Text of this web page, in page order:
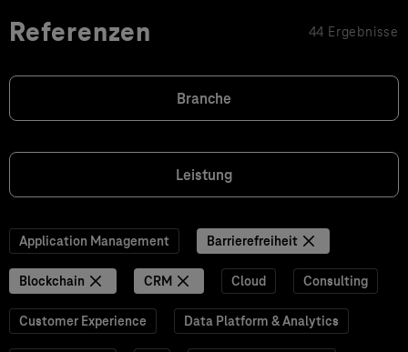
Referenzen 44 Ergebnisse
Branche
Leistung
Application Management Barrierefreiheit
Blockchain CRM Cloud Consulting
Customer Experience Data Platform & Analytics